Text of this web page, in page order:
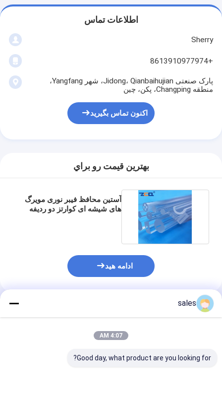
اطلاعات تماس
Sherry
+8613910977974
پارک صنعتی Jidong، Qianbaihujian، شهر Yangfang،
منطقه Changping، پکن، چین
اکنون تماس بگیرید
بهترين قيمت رو براي
آستین محافظ فیبر نوری مویرگ
های شیشه ای کوارتز دو ردیفه
ادامه هید
محصولات توصیه شده
sales
4:07 AM
Good day, what product are you looking for?